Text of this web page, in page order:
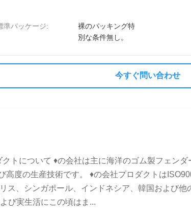
準パッケージ:
裸のパッキング特
別な条件無し。
今すぐ問い合わせ
トについて ♦の会社は主に海洋のゴム製フェン
度の生産技術です。 ♦の会社プロダクトは
、シンガポール、インドネシア、韓国および他
び実生活にこの頃はま...